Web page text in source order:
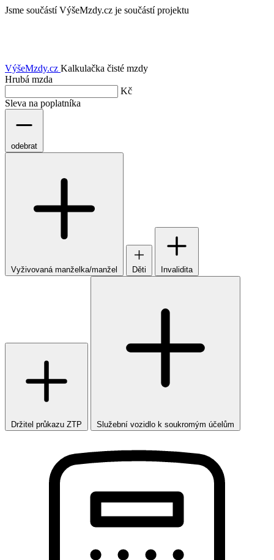
Jsme součástí VýšeMzdy.cz je součástí projektu
VýšeMzdy.cz Kalkulačka čisté mzdy
Hrubá mzda
Kč
Sleva na poplatníka
odebrat
Vyživovaná manželka/manžel Děti Invalidita
Držitel průkazu ZTP Služební vozidlo k soukromým účelům